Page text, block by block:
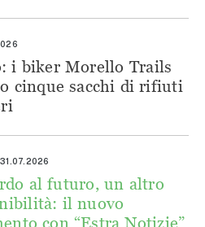
i biker Morello Trails
cinque sacchi di rifiuti
31.07.2026
al futuro, un altro
il nuovo
con “Estra Notizie”